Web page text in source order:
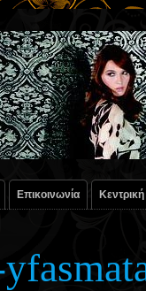
Επικοινωνία Κεντρική